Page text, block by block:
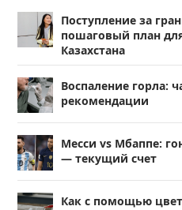
Поступление за
пошаговый план
Казахстана
Воспаление горла:
рекомендации
Месси vs Мбаппе:
— текущий счет
Как с помощью